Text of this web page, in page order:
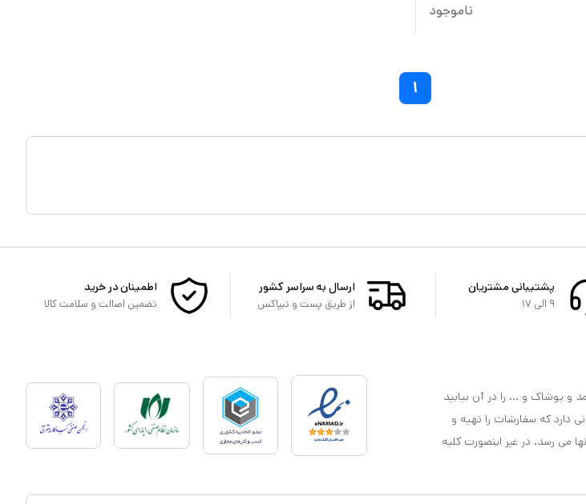
ناموجود
۱
پشتیبانی مشتریان
۹ الی ۱۷
ارسال به سراسر کشور
از طریق پست و تیپاکس
اطمینان در خرید
تضمین اصالت و سلامت کالا
مد و پوشاک و ... را در آن بیابید
دارد که سفارشات را تهیه و
می رسد. در غیر اینصورت کلیه